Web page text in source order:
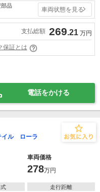
品
車両状態を見る
支払総額 269.21 万円
保証とは
電話をかける
イル ローラ
車両価格
278万円
走行距離